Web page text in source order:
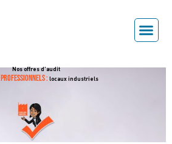
Nos offres d’audit
professionnels : locaux industriels